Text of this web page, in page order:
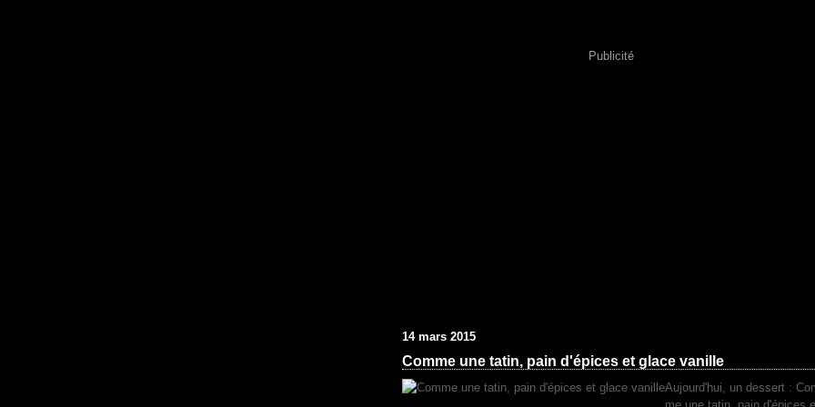
Publicité
14 mars 2015
Comme une tatin, pain d'épices et glace vanille
Aujourd'hui, un dessert :